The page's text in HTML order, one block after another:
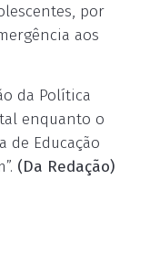
por
aos
da Política
enquanto o
de Educação
(Da Redação)